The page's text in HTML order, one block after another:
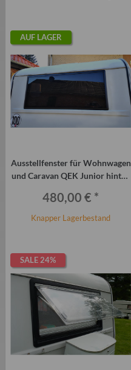
AUF LAGER
Ausstellfenster für Wohnwagen
und Caravan QEK Junior hinten
480,00 € *
Knapper Lagerbestand
SALE 24%